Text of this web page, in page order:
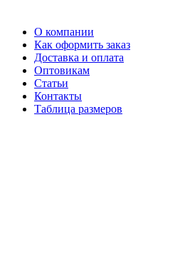
О компании
Как оформить заказ
Доставка и оплата
Оптовикам
Статьи
Контакты
Таблица размеров